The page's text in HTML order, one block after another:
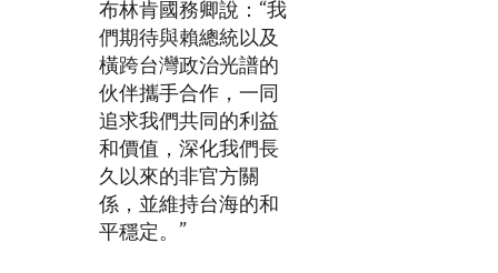
布林肯國務卿說：“我
們期待與賴總統以及
橫跨台灣政治光譜的
伙伴攜手合作，一同
追求我們共同的利益
和價值，深化我們長
久以來的非官方關
係，並維持台海的和
平穩定。”